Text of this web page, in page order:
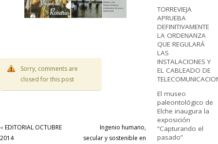
Sorry, comments are
closed for this post
« EDITORIAL OCTUBRE
2014
Ingenio humano,
secular y sostenible en
TORREVIEJA
APRUEBA
DEFINITIVAMENTE
LA ORDENANZA
QUE REGULARÁ
LAS
INSTALACIONES Y
EL CABLEADO DE
El museo
paleontológico de
Elche inaugura la
exposición
“Capturando el
pasado”